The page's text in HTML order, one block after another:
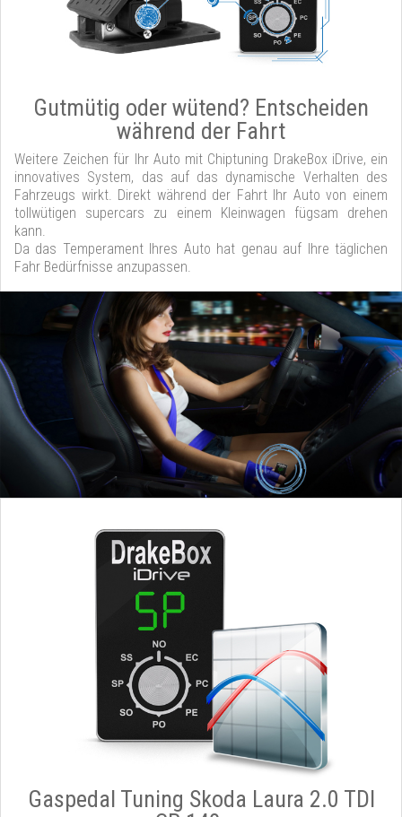
Gutmütig oder wütend? Entscheiden
während der Fahrt
Weitere Zeichen für Ihr Auto mit Chiptuning DrakeBox iDrive, ein
innovatives System, das auf das dynamische Verhalten des
Fahrzeugs wirkt. Direkt während der Fahrt Ihr Auto von einem
tollwütigen supercars zu einem Kleinwagen fügsam drehen
kann.
Da das Temperament Ihres Auto hat genau auf Ihre täglichen
Fahr Bedürfnisse anzupassen.
Gaspedal Tuning Skoda Laura 2.0 TDI